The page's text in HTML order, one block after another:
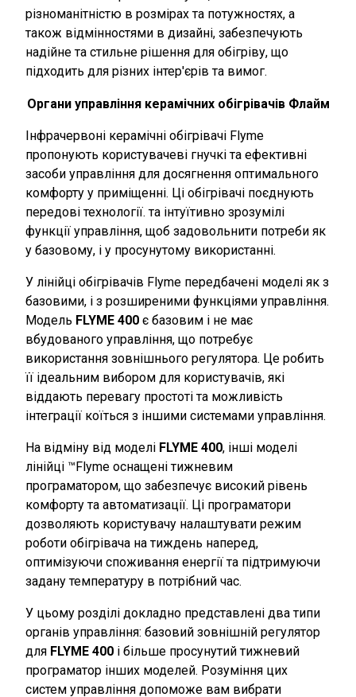
різноманітністю в розмірах та потужностях, а
також відмінностями в дизайні, забезпечують
надійне та стильне рішення для обігріву, що
підходить для різних інтер'єрів та вимог.
Органи управління керамічних обігрівачів Флайм
Інфрачервоні керамічні обігрівачі Flyme
пропонують користувачеві гнучкі та ефективні
засоби управління для досягнення оптимального
комфорту у приміщенні. Ці обігрівачі поєднують
передові технології. та інтуїтивно зрозумілі
функції управління, щоб задовольнити потреби як
у базовому, і у просунутому використанні.
У лінійці обігрівачів Flyme передбачені моделі як з
базовими, і з розширеними функціями управління.
Модель FLYME 400 є базовим і не має
вбудованого управління, що потребує
використання зовнішнього регулятора. Це робить
її ідеальним вибором для користувачів, які
віддають перевагу простоті та можливість
інтеграції коїться з іншими системами управління.
На відміну від моделі FLYME 400, інші моделі
лінійці ™Flyme оснащені тижневим
програматором, що забезпечує високий рівень
комфорту та автоматизації. Ці програматори
дозволяють користувачу налаштувати режим
роботи обігрівача на тиждень наперед,
оптимізуючи споживання енергії та підтримуючи
задану температуру в потрібний час.
У цьому розділі докладно представлені два типи
органів управління: базовий зовнішній регулятор
для FLYME 400 і більше просунутий тижневий
програматор інших моделей. Розуміння цих
систем управління допоможе вам вибрати